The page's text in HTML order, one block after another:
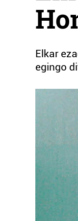
Elkar
egingo